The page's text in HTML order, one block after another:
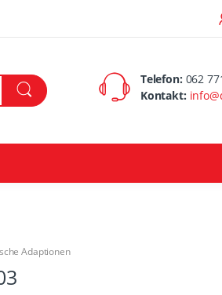
Telefon: 062
Kontakt:
Adaptionen